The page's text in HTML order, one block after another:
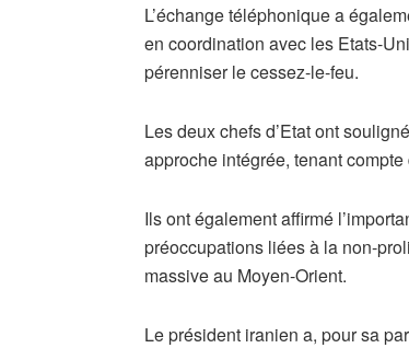
L’échange téléphonique a
en coordination avec les Etats-
pérenniser le cessez-le-feu.
Les deux chefs d’Etat ont
approche intégrée, tenant
Ils ont également affirmé
préoccupations liées à la non-
massive au Moyen-Orient.
Le président iranien a, pour sa